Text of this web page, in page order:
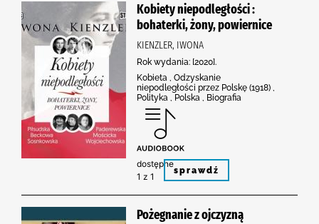
Kobiety niepodległości :
bohaterki, żony, powiernice
KIENZLER, IWONA
Rok wydania: [2020].
Kobieta , Odzyskanie
niepodległości przez Polskę (1918) ,
Polityka , Polska , Biografia
dostępne
1 z 1
sprawdź
Pożegnanie z ojczyzną